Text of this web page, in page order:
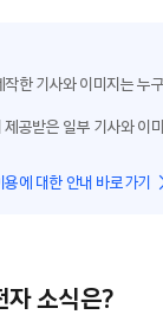
한 기사와 이미지는 누
공받은 일부 기사와 이
에 대한 안내 바로가기
자 소식은?